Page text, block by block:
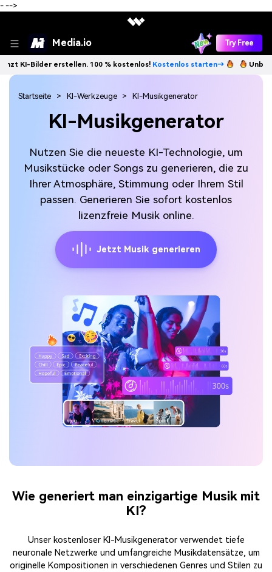
- -->
Media.io Try Free
erstellen. 100 % kostenlos! Kostenlos starten→ Unbegrenzt KI-
KI-Musikgenerator
Nutzen Sie die neueste KI-Technologie, um
Musikstücke oder Songs zu generieren, die zu
Ihrer Atmosphäre, Stimmung oder Ihrem Stil
passen. Generieren Sie sofort kostenlos
lizenzfreie Musik online.
Jetzt Musik generieren
Startseite KI-Werkzeuge KI-Musikgenerator
Wie generiert man einzigartige Musik mit
KI?
Unser kostenloser KI-Musikgenerator verwendet tiefe
neuronale Netzwerke und umfangreiche Musikdatensätze, um
originelle Kompositionen in verschiedenen Genres und Stilen zu